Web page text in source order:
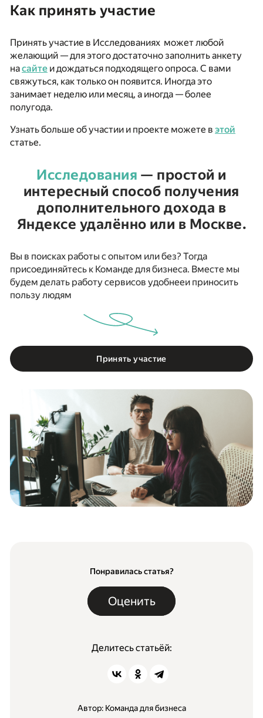
Как принять участие
Принять участие в Исследованиях может любой
желающий — для этого достаточно заполнить анкету
насайте и дождаться подходящего опроса. С вами
свяжуться, как только он появится. Иногда это
занимает неделю или месяц, а иногда — более
полугода.
Узнать больше об участии и проекте можете в этой
статье.
Исследования — простой и
интересный способ получения
дополнительного дохода в
Яндексе удалённо или в Москве.
Вы в поисках работы с опытом или без? Тогда
присоединяйтесь к Команде для бизнеса. Вместе мы
будем делать работу сервисов удобнееи приносить
пользу людям
Принять участие
Понравилась статья?
Оценить
Делитесь статьёй: